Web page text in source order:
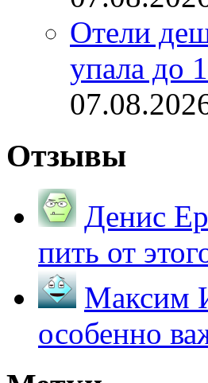
Отели
упала до
Отзывы
Денис
пить от
Максим
особенно